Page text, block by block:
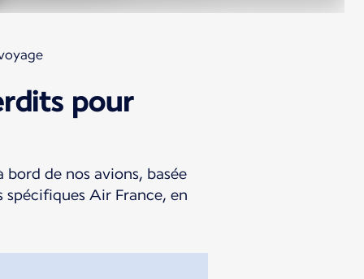
pour
de nos avions, basée
Air France, en